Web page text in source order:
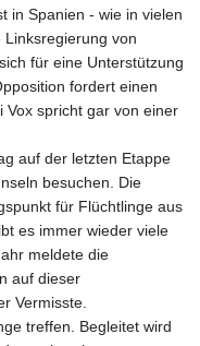
4064.574925
KMF 426.999707
KRW
1417.704991
KWD 0.309006
KZT 469.48422
LAK
22637.365499
LBP
89717.564641
LRD 180.841182
LSL 16.341492
in Spanien - wie in vielen
von
für eine Unterstützung
fordert einen
Vox spricht gar von einer
auf der letzten Etappe
besuchen. Die
für Flüchtlinge aus
es immer wieder viele
meldete die
auf dieser
Vermisste.
treffen. Begleitet wird